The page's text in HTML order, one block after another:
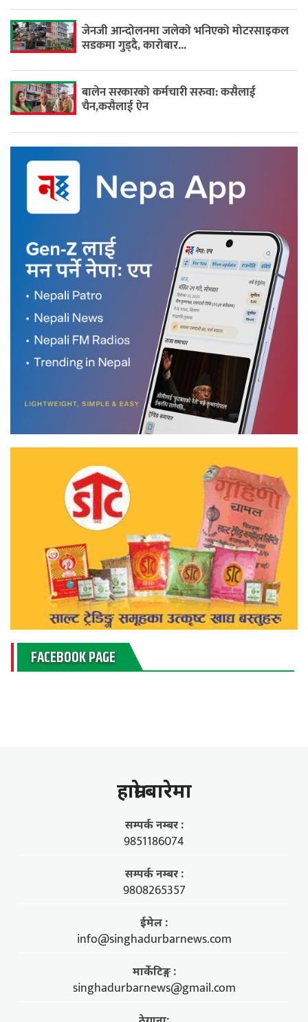
जेनजी आन्दोलनमा जलेको भनिएको मोटरसाइकल
सडकमा गुड्दै, कारोबार...
बालेन सरकारको कर्मचारी सरुवा: कसैलाई
चैन,कसैलाई ऐन
FACEBOOK PAGE
हाम्राे बारेमा
सम्पर्क नम्बर :
9851186074
सम्पर्क नम्बर :
9808265357
ईमेल :
info@singhadurbarnews.com
मार्केटिङ्ग :
singhadurbarnews@gmail.com